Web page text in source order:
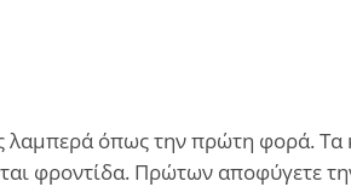
λαμπερά όπως την πρώτη φορά. Τα
φροντίδα. Πρώτων αποφύγετε